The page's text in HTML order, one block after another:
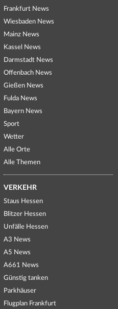
Frankfurt News
Wiesbaden News
Mainz News
Kassel News
Darmstadt News
Offenbach News
Gießen News
Fulda News
Bayern News
Sport
Wetter
Alle Orte
Alle Themen
VERKEHR
Staus Hessen
Blitzer Hessen
Unfälle Hessen
A3 News
A5 News
A661 News
Günstig tanken
Parkhäuser
Flugplan Frankfurt